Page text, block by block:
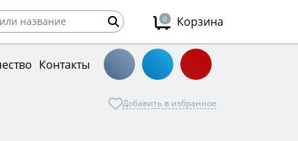
0 Корзина
Контакты
Добавить в избранное